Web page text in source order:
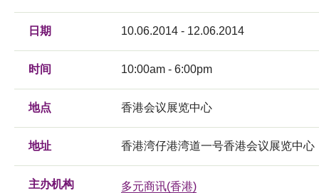
日期 10.06.2014 - 12.06.2014
时间 10:00am - 6:00pm
地点 香港会议展览中心
地址 香港湾仔港湾道一号香港会议展览中心
主办机构 多元商讯(香港)